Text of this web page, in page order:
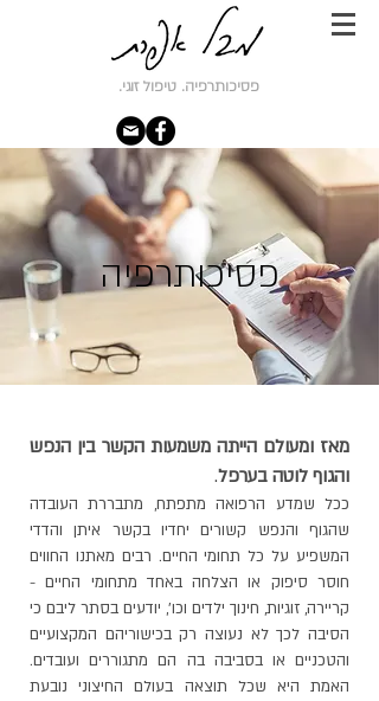
פסיכותרפיה. טיפול זוגי.
פסיכותרפיה
מאז ומעולם הייתה משמעות הקשר בין הנפש
והגוף לוטה בערפל.
ככל שמדע הרפואה מתפתח, מתבררת העובדה
שהגוף והנפש קשורים יחדיו בקשר איתן והדדי
המשפיע על כל תחומי החיים. רבים מאתנו החווים
חוסר סיפוק או הצלחה באחד מתחומי החיים -
קריירה, זוגיות, חינוך ילדים וכו', יודעים בסתר ליבם כי
הסיבה לכך לא נעוצה רק בכישוריהם המקצועיים
והטכניים או בסביבה בה הם מתגוררים ועובדים.
האמת היא שכל תוצאה בעולם החיצוני נובעת